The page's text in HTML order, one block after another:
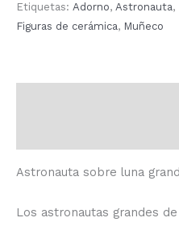
Etiquetas: Adorno, Astronauta,
Figuras de cerámica, Muñeco
Astronauta sobre luna
Los astronautas grandes